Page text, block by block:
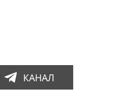
КАНАЛ